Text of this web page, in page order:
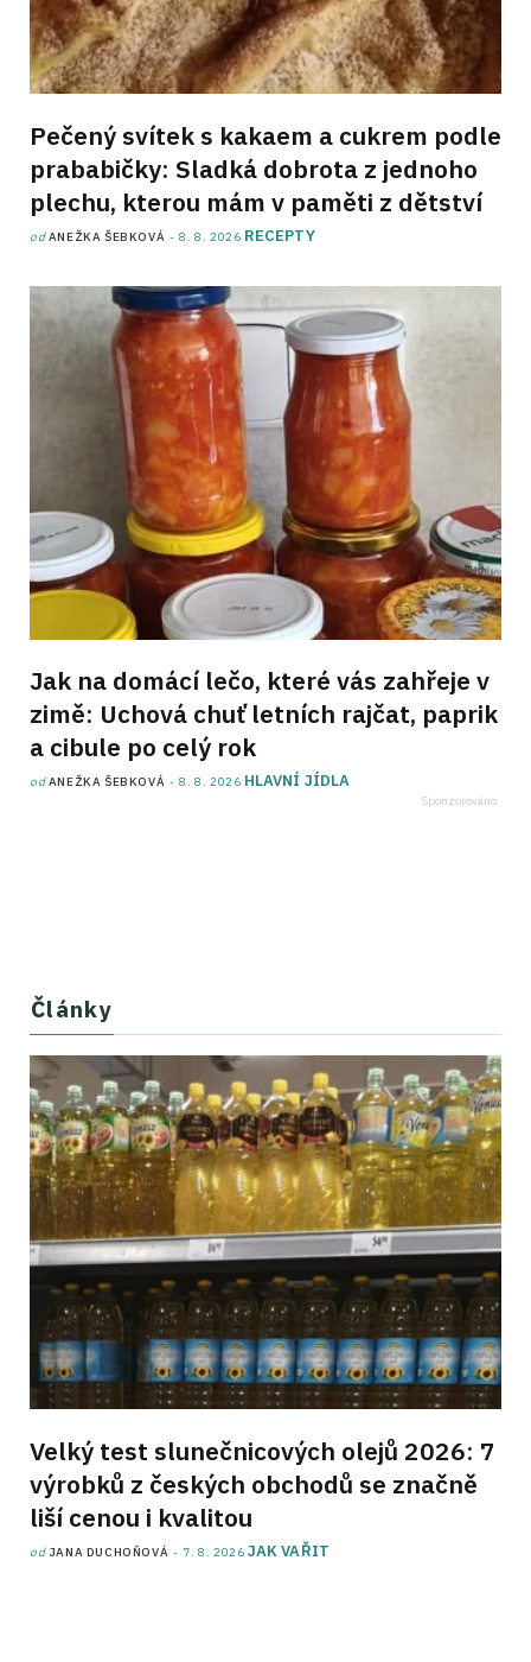
Pečený svítek s kakaem a cukrem podle
prababičky: Sladká dobrota z jednoho
plechu, kterou mám v paměti z dětství
odANEŽKA ŠEBKOVÁ 8. 8. 2026 RECEPTY
Jak na domácí lečo, které vás zahřeje v
zimě: Uchová chuť letních rajčat, paprik
a cibule po celý rok
odANEŽKA ŠEBKOVÁ 8. 8. 2026 HLAVNÍ JÍDLA
Články
Velký test slunečnicových olejů 2026: 7
výrobků z českých obchodů se značně
liší cenou i kvalitou
od JANA DUCHOŇOVÁ 7. 8. 2026 JAK VAŘIT